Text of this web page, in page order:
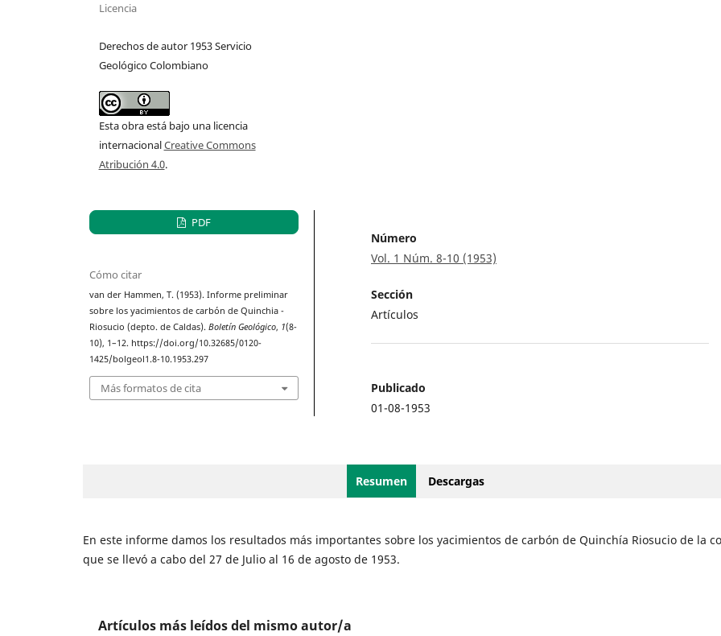
Licencia
Derechos de autor 1953 Servicio
Geológico Colombiano
Esta obra está bajo una licencia
internacionalCreative Commons
Atribución 4.0.
PDF
Cómo citar
van der Hammen, T. (1953). Informe preliminar
sobre los yacimientos de carbón de Quinchia -
Riosucio (depto. de Caldas).Boletín Geológico, 1(8-
10), 1–12. https://doi.org/10.32685/0120-
1425/bolgeol1.8-10.1953.297
Más formatos de cita
Número
Vol. 1 Núm. 8-10 (1953)
Sección
Artículos
Publicado
01-08-1953
Resumen Descargas
En este informe damos los resultados más importantes sobre los yacimientos de carbón de Quinchía Riosucio de la
que se llevó a cabo del 27 de Julio al 16 de agosto de 1953.
Artículos más leídos del mismo autor/a